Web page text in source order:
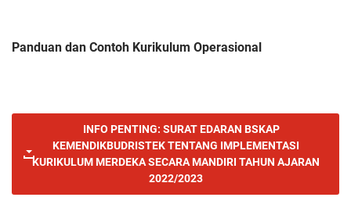
Panduan dan Contoh Kurikulum Operasional
INFO PENTING: SURAT EDARAN BSKAP
KEMENDIKBUDRISTEK TENTANG IMPLEMENTASI
KURIKULUM MERDEKA SECARA MANDIRI TAHUN AJARAN
2022/2023